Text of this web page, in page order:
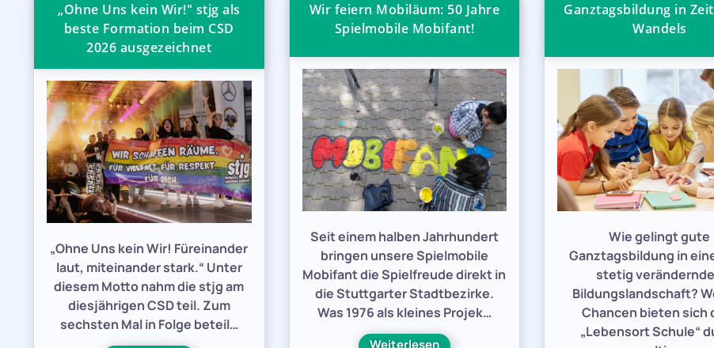
„Ohne Uns kein Wir!" stjg als
beste Formation beim CSD
2026 ausgezeichnet
„Ohne Uns kein Wir! Füreinander
laut, miteinander stark.“ Unter
diesem Motto nahm die stjg am
diesjährigen CSD teil. Zum
sechsten Mal in Folge beteil…
Wir feiern Mobiläum: 50 Jahre
Spielmobile Mobifant!
Seit einem halben Jahrhundert
bringen unsere Spielmobile
Mobifant die Spielfreude direkt in
die Stuttgarter Stadtbezirke.
Was 1976 als kleines Projek…
Weiterlesen
Ganztagsbildung in
Wandels
Wie gelingt gute
Ganztagsbildung in
stetig
Bildungslandschaft?
Chancen bieten sich
„Lebensort Schule“